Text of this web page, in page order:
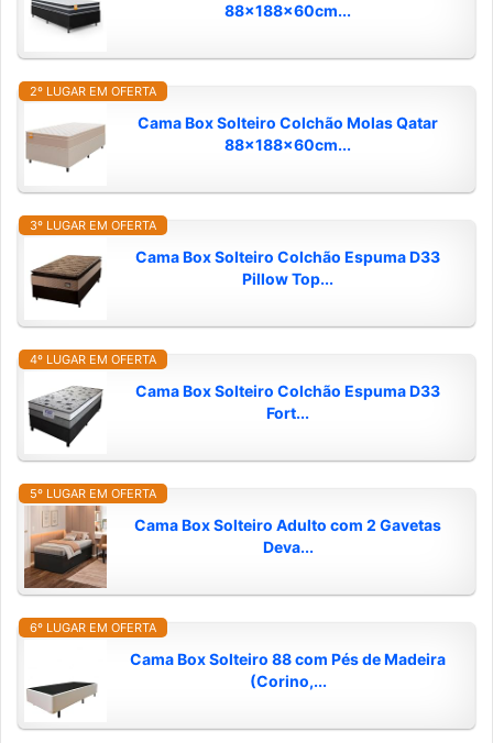
88x188x60cm...
2º LUGAR EM OFERTA
Cama Box Solteiro Colchão Molas Qatar
88x188x60cm...
3º LUGAR EM OFERTA
Cama Box Solteiro Colchão Espuma D33
Pillow Top...
4º LUGAR EM OFERTA
Cama Box Solteiro Colchão Espuma D33
Fort...
5º LUGAR EM OFERTA
Cama Box Solteiro Adulto com 2 Gavetas
Deva...
6º LUGAR EM OFERTA
Cama Box Solteiro 88 com Pés de Madeira
(Corino,...